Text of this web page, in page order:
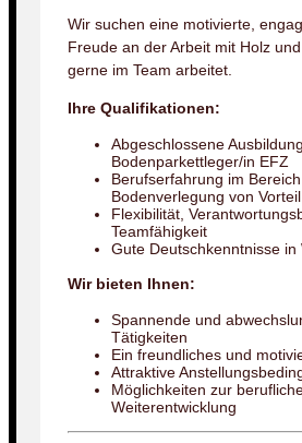
Wir suchen eine motivierte,
Freude an der Arbeit mit Holz
gerne im Team arbeitet.
Ihre Qualifikationen:
Abgeschlossene
Bodenparkettleger/in EFZ
Berufserfahrung im
Bodenverlegung von Vorteil
Flexibilität,
Teamfähigkeit
Gute Deutschkenntnisse in
Wir bieten Ihnen:
Spannende und
Tätigkeiten
Ein freundliches und
Attraktive
Möglichkeiten zur
Weiterentwicklung